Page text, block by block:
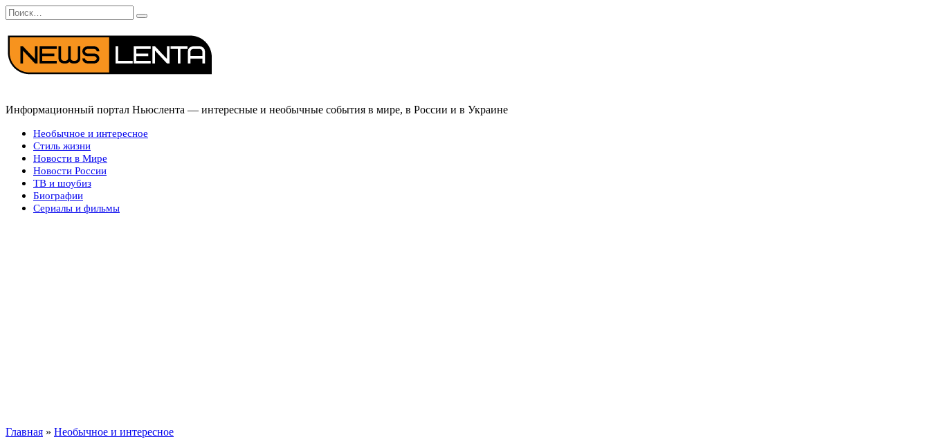
Перейти
к
содержанию
Search
for:
Информационный портал Ньюслента — интересные и необычные события в мире, в России и в Украине
Необычное и интересное
Стиль жизни
Новости в Мире
Новости России
ТВ и шоубиз
Биографии
Сериалы и фильмы
Главная » Необычное и интересное